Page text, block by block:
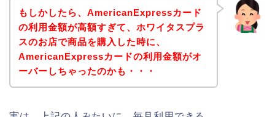
もしかしたら、AmericanExpressカード
の利用金額が高額すぎて、ホワイタスプラ
スのお店で商品を購入した時に、
AmericanExpressカードの利用金額がオ
ーバーしちゃったのかも・・・